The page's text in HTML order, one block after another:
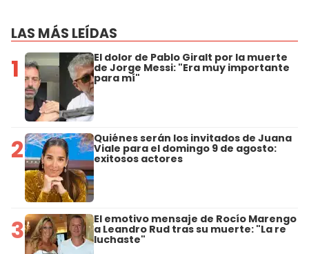
LAS MÁS LEÍDAS
1 El dolor de Pablo Giralt por la muerte
de Jorge Messi: "Era muy importante
para mí"
2 Quiénes serán los invitados de Juana
Viale para el domingo 9 de agosto:
exitosos actores
3 El emotivo mensaje de Rocío Marengo
a Leandro Rud tras su muerte: "La re
luchaste"